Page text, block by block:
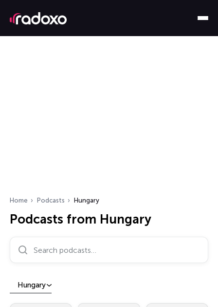
Home Podcasts Hungary
Podcasts from Hungary
Search podcasts…
Hungary